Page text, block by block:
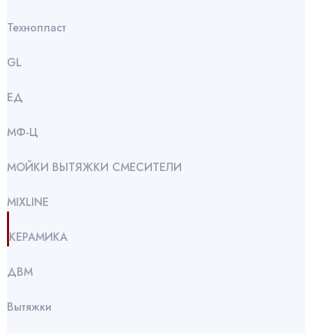
Технопласт
GL
ЕД
МФ-Ц
МОЙКИ ВЫТЯЖКИ СМЕСИТЕЛИ
МIXLINE
КЕРАМИКА
ДВМ
Вытяжки